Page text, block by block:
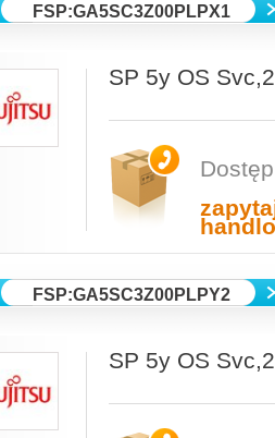
FSP:GA5SC3Z00PLPX1
SP 5y OS
FSP:GA5SC3Z00PLPY2
SP 5y OS